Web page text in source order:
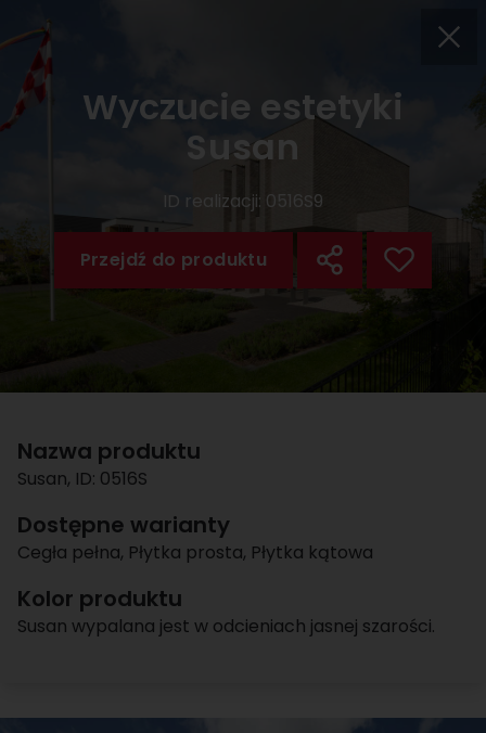
Wyczucie estetyki
Susan
ID realizacji: 0516S9
Przejdź do produktu
Nazwa produktu
Susan, ID: 0516S
Dostępne warianty
Cegła pełna, Płytka prosta, Płytka kątowa
Kolor produktu
Susan wypalana jest w odcieniach jasnej szarości.